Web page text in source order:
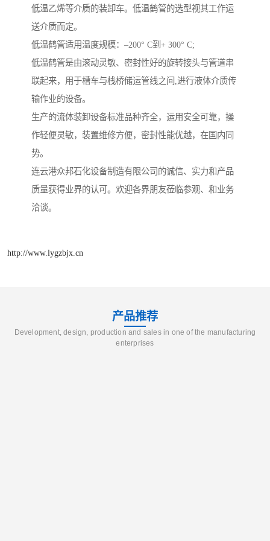
低温乙烯等介质的装卸车。低温鹤管的选型视其工作运
送介质而定。
低温鹤管适用温度规模：–200° C到+ 300° C;
低温鹤管是由滚动灵敏、密封性好的旋转接头与管道串
联起来，用于槽车与栈桥储运管线之间,进行液体介质传
输作业的设备。
生产的流体装卸设备标准品种齐全，运用安全可靠，操
作轻便灵敏，装置维修方便，密封性能优越，在国内同
势。
连云港众邦石化设备制造有限公司的诚信、实力和产品
质量获得业界的认可。欢迎各界朋友莅临参观、和业务
洽谈。
http://www.lygzbjx.cn
产品推荐
Development, design, production and sales in one of the manufacturing
enterprises